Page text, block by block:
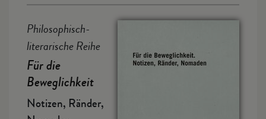
Philosophisch-
literarische Reihe
Für die
Beweglichkeit
Notizen, Ränder,